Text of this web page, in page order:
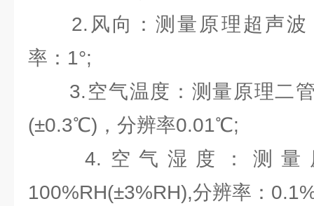
2.风向：测量原理超声波
率：1°;
3.空气温度：测量原理二
(±0.3℃)，分辨率0.01℃;
4.空气湿度：测量
100%RH(±3%RH),分辨率：